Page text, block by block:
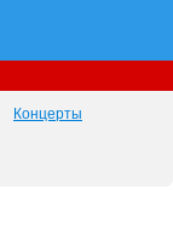
Концерты